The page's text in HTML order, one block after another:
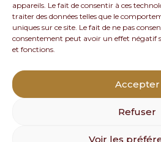
appareils. Le fait de consentir à ces
traiter des données telles que le
uniques sur ce site. Le fait de ne pas
consentement peut avoir un effet négatif
et fonctions.
Accepter
Refuser
Voir les
Footer
Principale
de la Croix Verte – 34196
Linkedin